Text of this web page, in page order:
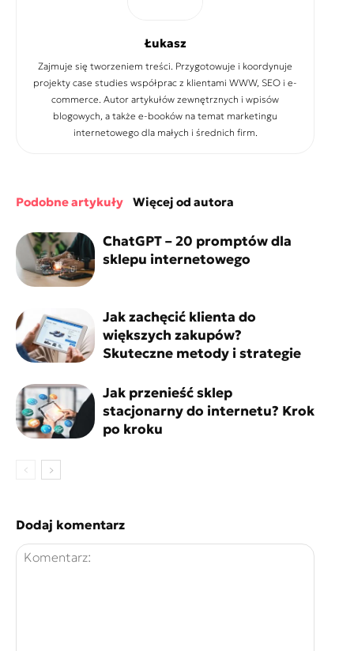
Łukasz
Zajmuje się tworzeniem treści. Przygotowuje i koordynuje
projekty case studies współprac z klientami WWW, SEO i e-
commerce. Autor artykułów zewnętrznych i wpisów
blogowych, a także e-booków na temat marketingu
internetowego dla małych i średnich firm.
podobne artykuły więcej od autora
ChatGPT – 20 promptów dla
sklepu internetowego
Jak zachęcić klienta do
większych zakupów?
Skuteczne metody i strategie
Jak przenieść sklep
stacjonarny do internetu? Krok
po kroku
Dodaj komentarz